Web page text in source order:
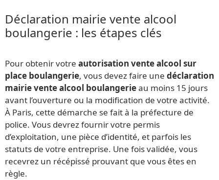
Déclaration mairie vente alcool
boulangerie : les étapes clés
Pour obtenir votre autorisation vente alcool sur
place boulangerie, vous devez faire une déclaration
mairie vente alcool boulangerieau moins 15 jours
avant l’ouverture ou la modification de votre activité.
À Paris, cette démarche se fait à la préfecture de
police. Vous devrez fournir votre permis
d’exploitation, une pièce d’identité, et parfois les
statuts de votre entreprise. Une fois validée, vous
recevrez un récépissé prouvant que vous êtes en
règle.